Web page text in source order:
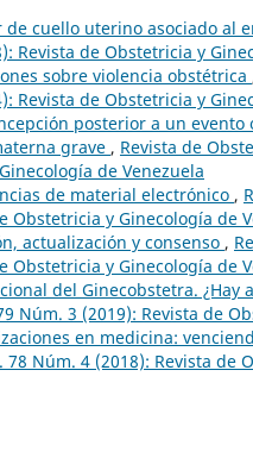
de cuello uterino asociado al
Revista de Obstetricia y
sobre violencia obstétrica
Revista de Obstetricia y
posterior a un
grave , Revista de
de Venezuela
de material electrónico ,
Obstetricia y Ginecología de
actualización y consenso ,
Obstetricia y Ginecología de
del Ginecobstetra. ¿Hay
Núm. 3 (2019): Revista de
en medicina:
78 Núm. 4 (2018): Revista de